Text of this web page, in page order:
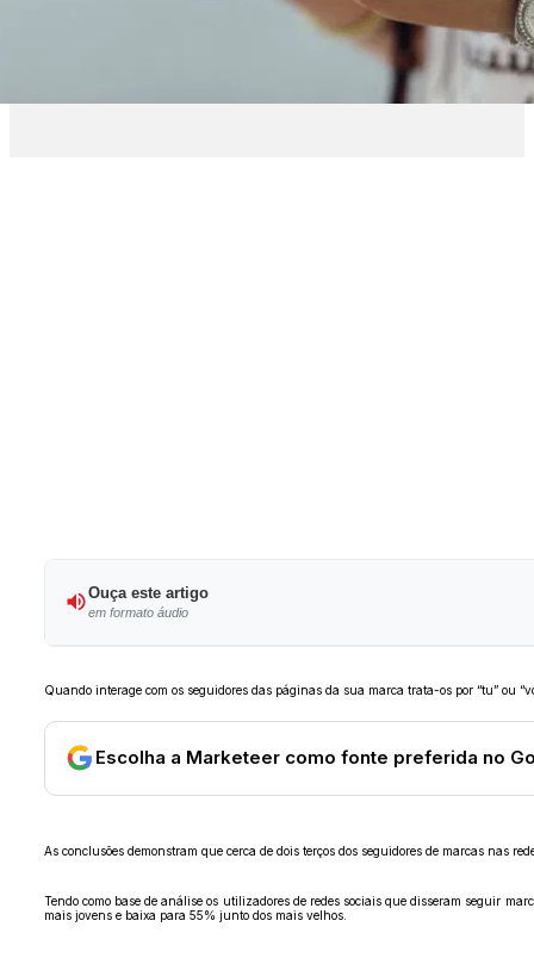
Ouça este artigo
em formato áudio
Quando interage com os seguidores das páginas da sua marca trata-os por “tu” ou
Escolha a Marketeer como fonte preferida no
As conclusões demonstram que cerca de dois terços dos seguidores de marcas nas
Tendo como base de análise os utilizadores de redes sociais que disseram seguir
mais jovens e baixa para 55% junto dos mais velhos.